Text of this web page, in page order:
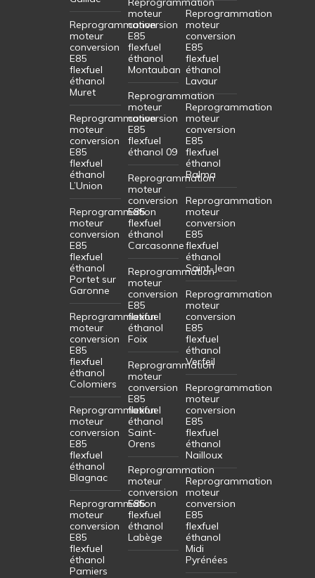
Reprogrammation
moteur
conversion
E85
flexfuel
éthanol
Muret
Reprogrammation
moteur
conversion
E85
flexfuel
éthanol
L’Union
Reprogrammation
moteur
conversion
E85
flexfuel
éthanol
Portet sur
Garonne
Reprogrammation
moteur
conversion
E85
flexfuel
éthanol
Colomiers
Reprogrammation
moteur
conversion
E85
flexfuel
éthanol
Blagnac
Reprogrammation
moteur
conversion
E85
flexfuel
éthanol
Pamiers
moteur
conversion
E85
flexfuel
éthanol
Montauban
Reprogrammation
moteur
conversion
E85
flexfuel
éthanol 09
Reprogrammation
moteur
conversion
E85
flexfuel
éthanol
Carcasonne
Reprogrammation
moteur
conversion
E85
flexfuel
éthanol
Foix
Reprogrammation
moteur
conversion
E85
flexfuel
éthanol
Saint-
Orens
Reprogrammation
moteur
conversion
E85
flexfuel
éthanol
Labège
Reprogrammation
moteur
conversion
E85
flexfuel
éthanol
Lavaur
Reprogrammation
moteur
conversion
E85
flexfuel
éthanol
Balma
Reprogrammation
moteur
conversion
E85
flexfuel
éthanol
Saint-Jean
Reprogrammation
moteur
conversion
E85
flexfuel
éthanol
Verfeil
Reprogrammation
moteur
conversion
E85
flexfuel
éthanol
Nailloux
Reprogrammation
moteur
conversion
E85
flexfuel
éthanol
Midi
Pyrénées